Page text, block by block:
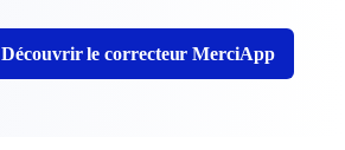
Découvrir le correcteur MerciApp